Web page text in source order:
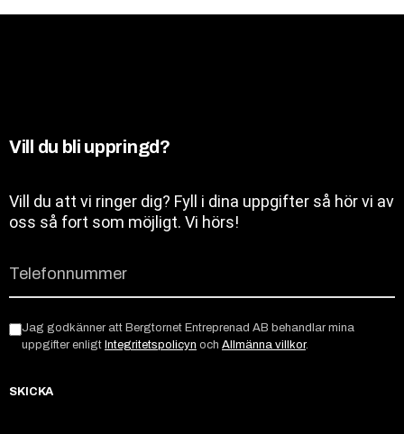
Vill du bli uppringd?
Vill du att vi ringer dig? Fyll i dina uppgifter så hör vi av
oss så fort som möjligt. Vi hörs!
Jag godkänner att Bergtornet Entreprenad AB behandlar mina
uppgifter enligt Integritetspolicyn och Allmänna villkor.
SKICKA